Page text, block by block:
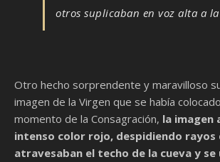
otros suplicaban en voz alta a la
Otro hecho sorprendente y maravilloso
imagen de la Virgen que se había
momento de la Consagración, la imagen
intenso color rojo, despidiendo rayos
atravesaban el techo de la cueva y se